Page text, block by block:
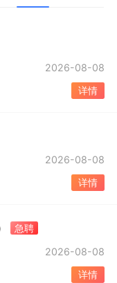
2026-08-08
详情
2026-08-08
详情
急聘
2026-08-08
详情